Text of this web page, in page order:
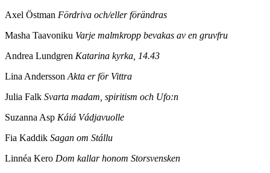
Axel Östman Fördriva och/eller förändras
Masha Taavoniku Varje malmkropp bevakas av en gruvfru
Andrea Lundgren Katarina kyrka, 14.43
Lina Andersson Akta er för Vittra
Julia Falk Svarta madam, spiritism och Ufo:n
Suzanna Asp Káiá Vádjavuolle
Fia Kaddik Sagan om Stállu
Linnéa Kero Dom kallar honom Storsvensken